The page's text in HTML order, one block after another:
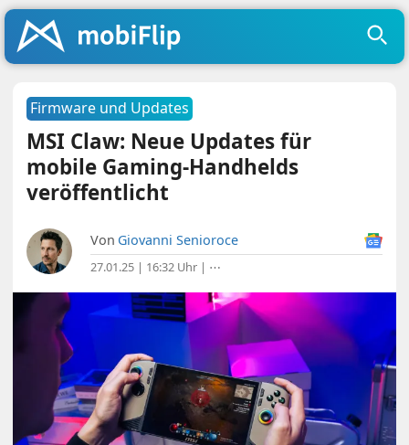
Firmware und Updates
MSI Claw: Neue Updates für
mobile Gaming-Handhelds
veröffentlicht
Von Giovanni Senioroce
27.01.25 | 16:32 Uhr | ⋯